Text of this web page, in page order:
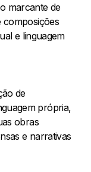
marcante de
composições
e linguagem
de
própria,
obras
e narrativas